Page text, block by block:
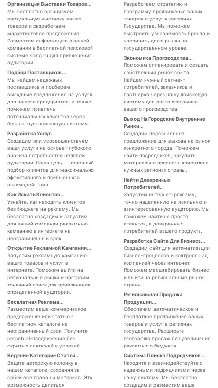
Организация Выставки Товаров...
Мы бесплатно организуем
виртуальную выставку ваших
товаров и разработаем
маркетинговое предложение.
Разместим информацию о вашей
компании в бесплатной поисковой
системе sbing.ru для привлечения
аудитории.
Подбор Поставщиков...
Мы найдем надежных
поставщиков и подберем
выгодные предложения на услуги
для вашего предприятия. А также
поможем привлечь
потенциальных клиентов через
бесплатную поисковую систему.
Разработка Услуг...
Создадим или усовершенствуем
ваши услуги на основе глубокого
анализа потребностей целевой
аудитории. Наша цель — точечный
подбор клиентов для максимально
эффективного и прибыльного
взаимодействия.
Как Искать Клиентов...
Узнайте, как находить клиентов
без бюджета на рекламу. Мы
бесплатно создадим и запустим
для вашей компании рекламную
кампанию в интернете на
неограниченный срок.
Открытие Рекламной Кампании...
Запустим рекламную кампанию
ваших товаров и услуг в
интернете. Поможем выйти на
региональные рынки и настроим
точечный поиск для привлечения
определенной аудитории.
Бесплатная Реклама...
Разместим ваше коммерческое
предложение или статью в
бесплатном каталоге на
неограниченный срок. Получите
perpetual-продвижение без
скрытых платежей и условий.
Ведение Категории Статей...
Ведите авторскую колонку в
нашем каталоге, сохраняя за
собой все права на материал. Это
возможность делиться
Разработаем стратегию и
программу продвижения ваших
товаров и услуг в регионах
Государства. Мы поможем
выстроить узнаваемость бренда и
увеличить долю рынка на
государственном уровне.
Экономика Производства...
Поможем спланировать и создать
собственный рынок сбыта.
Найдем нужный сегмент
потребителей, заказчиков и
партнеров через нашу поисковую
систему для роста экономики
вашего производства.
Выход На Городские Внутренние
Рынки...
Создадим персональное
предложение для выхода на рынок
конкретного города. Поможем
найти подрядчиков, закупить
материалы и привлечь клиентов в
нужных регионах страны.
Найти Доверенных
Потребителей...
Запустим интернет-рекламу,
точно нацеленную на лояльную и
заинтересованную аудиторию. Мы
поможем найти не просто
клиентов, а доверенных
потребителей вашего продукта.
Разработка Сайта Для Бизнеса...
Создадим сайт для автоматизации
бизнес-процессов и контроля над
компанией через интернет.
Поможем масштабировать бизнес
и выйти на региональные рынки
страны.
Региональная Продажа
Продукции...
Обеспечим автоматическое и
бесплатное продвижение ваших
товаров и услуг в регионах
государства. Расширьте
географию продаж без увеличения
рекламного бюджета.
Система Поиска Подрядчиков...
Находите и взаимодействуйте с
надежными подрядчиками через
нашу систему. Мы бесплатно
создадим и разместим ваше